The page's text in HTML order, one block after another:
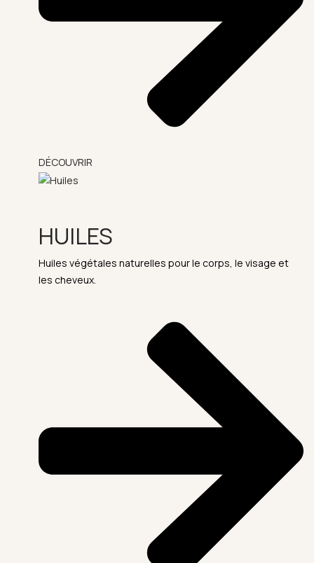
DÉCOUVRIR
HUILES
Huiles végétales naturelles pour le corps, le visage et
les cheveux.